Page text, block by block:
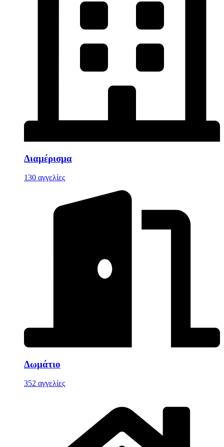
Διαμέρισμα
130 αγγελίες
Δωμάτιο
352 αγγελίες